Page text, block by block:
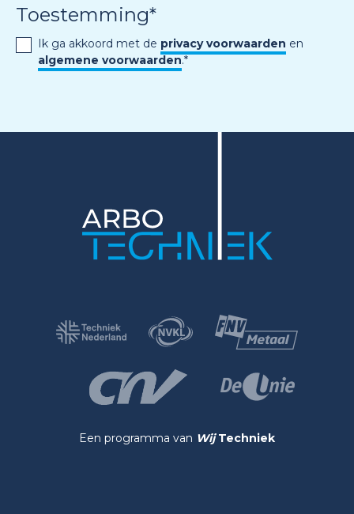
Toestemming*
Ik ga akkoord met de privacy voorwaarden en
algemene voorwaarden.*
Een programma van Wij Techniek